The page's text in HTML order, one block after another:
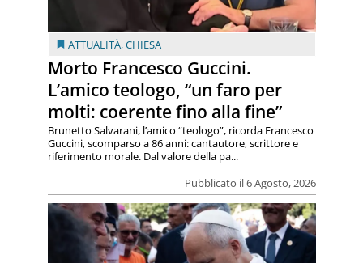
ATTUALITÀ,CHIESA
Morto Francesco Guccini.
L’amico teologo, “un faro per
molti: coerente fino alla fine”
Pubblicato il 6 Agosto, 2026
Brunetto Salvarani, l’amico “teologo”, ricorda Francesco
Guccini, scomparso a 86 anni: cantautore, scrittore e
riferimento morale. Dal valore della pa...